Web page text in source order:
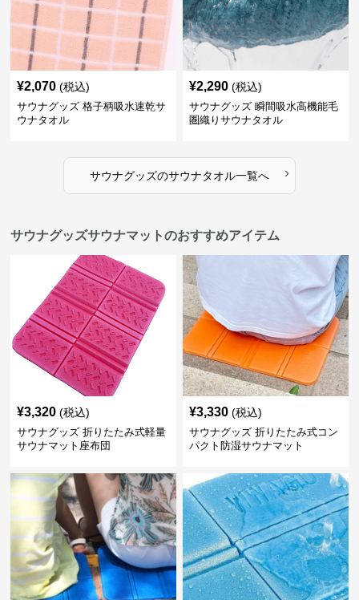
¥2,070 (税込)
サウナグッズ 格子柄吸水速乾サ
ウナタオル
¥2,290 (税込)
サウナグッズ 瞬間吸水高機能毛
圏織りサウナタオル
サウナグッズのサウナタオル一覧へ ›
サウナグッズサウナマットのおすすめアイテム
¥3,320 (税込)
サウナグッズ 折りたたみ式軽量
サウナマット座布団
¥3,330 (税込)
サウナグッズ 折りたたみ式コン
パクト防湿サウナマット